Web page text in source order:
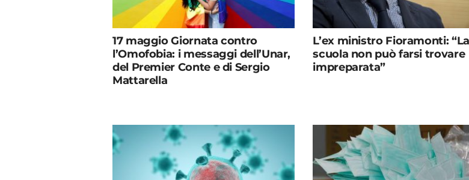
17 maggio Giornata contro
l’Omofobia: i messaggi dell’Unar,
del Premier Conte e di Sergio
Mattarella
L’ex ministro Fioramonti: “La
scuola non può farsi trovare
impreparata”